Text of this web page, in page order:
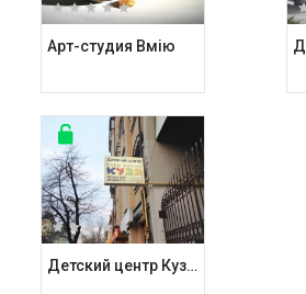
Арт-студия Вмію
Детский центр Кузя на улице Межигорская